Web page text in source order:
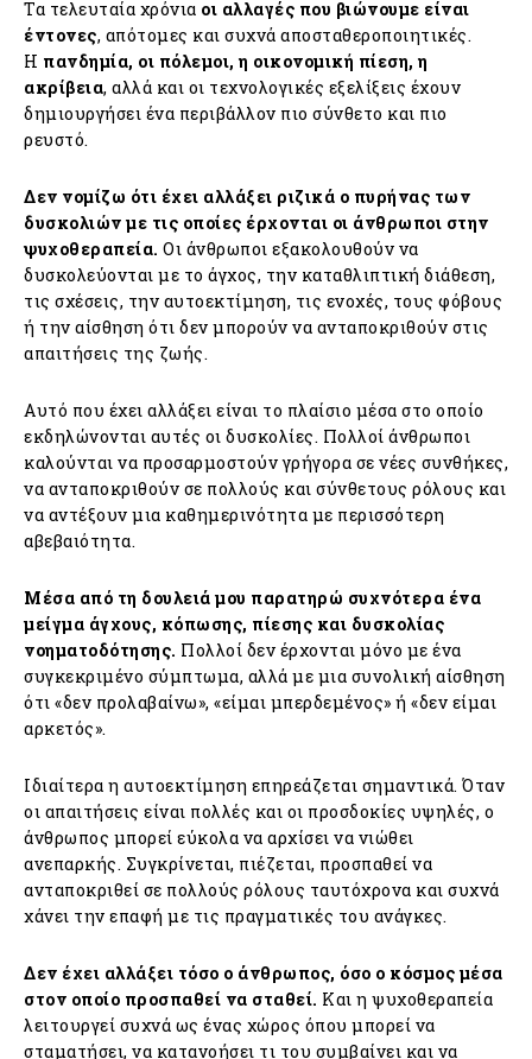
Τα τελευταία χρόνια οι αλλαγές που βιώνουμε είναι
έντονες, απότομες και συχνά αποσταθεροποιητικές.
Η πανδημία, οι πόλεμοι, η οικονομική πίεση, η
ακρίβεια, αλλά και οι τεχνολογικές εξελίξεις έχουν
δημιουργήσει ένα περιβάλλον πιο σύνθετο και πιο
ρευστό.
Δεν νομίζω ότι έχει αλλάξει ριζικά ο πυρήνας των
δυσκολιών με τις οποίες έρχονται οι άνθρωποι στην
ψυχοθεραπεία. Οι άνθρωποι εξακολουθούν να
δυσκολεύονται με το άγχος, την καταθλιπτική διάθεση,
τις σχέσεις, την αυτοεκτίμηση, τις ενοχές, τους φόβους
ή την αίσθηση ότι δεν μπορούν να ανταποκριθούν στις
απαιτήσεις της ζωής.
Αυτό που έχει αλλάξει είναι το πλαίσιο μέσα στο οποίο
εκδηλώνονται αυτές οι δυσκολίες. Πολλοί άνθρωποι
καλούνται να προσαρμοστούν γρήγορα σε νέες συνθήκες,
να ανταποκριθούν σε πολλούς και σύνθετους ρόλους και
να αντέξουν μια καθημερινότητα με περισσότερη
αβεβαιότητα.
Μέσα από τη δουλειά μου παρατηρώ συχνότερα ένα
μείγμα άγχους, κόπωσης, πίεσης και δυσκολίας
νοηματοδότησης. Πολλοί δεν έρχονται μόνο με ένα
συγκεκριμένο σύμπτωμα, αλλά με μια συνολική αίσθηση
ότι «δεν προλαβαίνω», «είμαι μπερδεμένος» ή «δεν είμαι
αρκετός».
Ιδιαίτερα η αυτοεκτίμηση επηρεάζεται σημαντικά. Όταν
οι απαιτήσεις είναι πολλές και οι προσδοκίες υψηλές, ο
άνθρωπος μπορεί εύκολα να αρχίσει να νιώθει
ανεπαρκής. Συγκρίνεται, πιέζεται, προσπαθεί να
ανταποκριθεί σε πολλούς ρόλους ταυτόχρονα και συχνά
χάνει την επαφή με τις πραγματικές του ανάγκες.
Δεν έχει αλλάξει τόσο ο άνθρωπος, όσο ο κόσμος μέσα
στον οποίο προσπαθεί να σταθεί. Και η ψυχοθεραπεία
λειτουργεί συχνά ως ένας χώρος όπου μπορεί να
σταματήσει, να κατανοήσει τι του συμβαίνει και να